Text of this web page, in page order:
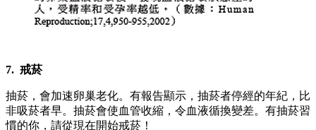
7. 戒菸
抽菸，會加速卵巢老化。有報告顯示，抽菸者停經的年紀，比
非吸菸者早。抽菸會使血管收縮，令血液循換變差。有抽菸習
慣的你，請從現在開始戒菸！